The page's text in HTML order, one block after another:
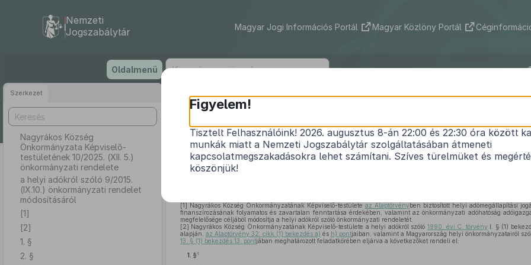
tartalomra
Nemzeti
Jogszabálytár
Magyar Jogi Információs Portál Magyar Közlöny Portál
Oldalmenü
Szerkezet
Nagyrákos Község
Önkormányzata Képviselő-
testületének 10/2025. (XII. 5.)
önkormányzati rendelete
a helyi adókról szóló 9/2015.
(IX.10.) önkormányzati rendelet
módosításáról
[1]
[2]
1. §
2. §
Nagyrákos Község Önkormányzata Képviselő-
a helyi adókról szóló9/2015. (IX.10.) önkormányzati rendelet
[1] Nagyrákos Község Önkormányzatának Képviselő-testülete az Alaptörvényben biztosított helyi adómegállapítási
finanszírozásának folyamatos és zavartalan fenntartása érdekében, valamint az önkormányzati adóhatóság
megfelelősége céljából módosítja a helyi adókról szóló önkormányzati rendeletét.
[2] Nagyrákos Község Önkormányzatának Képviselő-testülete a helyi adókról szóló 1990. évi C. törvény l. § (1)
alapján, az Alaptörvény 32. cikk (1) bekezdés a) és h) pontjaiban, valamint a Magyarország helyi önkormányzatairól
13. § (1) bekezdés 13. pontjában meghatározott feladatkörében eljárva a következőket rendeli el:
1. § 1
Figyelem!
Tisztelt Felhasználóink! 2026. augusztus 8-án 22:00 és 22:30 óra között
munkák miatt a Nemzeti Jogszabálytár szolgáltatásában átmeneti
kapcsolatmegszakadásokra lehet számítani. Szíves türelmüket és
köszönjük!